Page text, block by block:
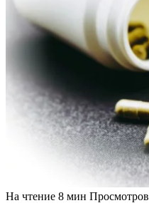
На чтение 8 мин Просмотров